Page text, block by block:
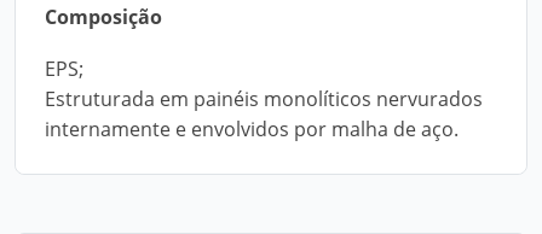
Composição
EPS;
Estruturada em painéis monolíticos nervurados
internamente e envolvidos por malha de aço.